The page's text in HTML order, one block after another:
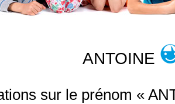
ANTOINE
sur le prénom «